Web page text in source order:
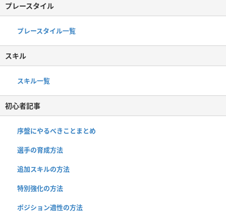
プレースタイル
プレースタイル一覧
スキル
スキル一覧
初心者記事
序盤にやるべきことまとめ
選手の育成方法
追加スキルの方法
特別強化の方法
ポジション適性の方法